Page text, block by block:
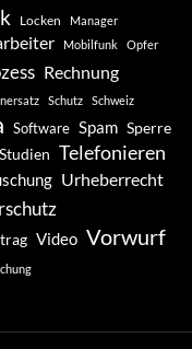
Locken Manager
Mobilfunk Opfer
Rechnung
Schutz Schweiz
Software Spam Sperre
Studien Telefonieren
Urheberrecht
Video Vorwurf